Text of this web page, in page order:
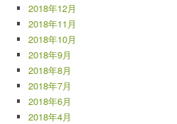
2018年12月
2018年11月
2018年10月
2018年9月
2018年8月
2018年7月
2018年6月
2018年4月